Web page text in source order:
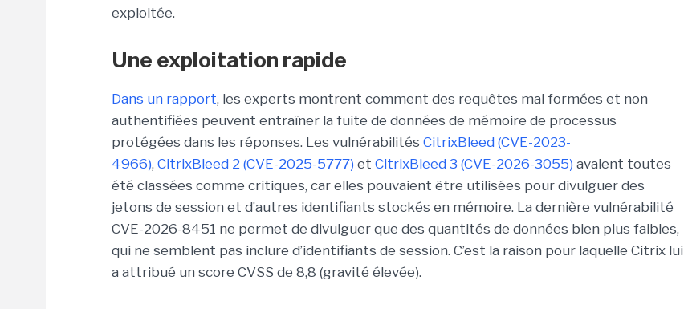
exploitée.
Une exploitation rapide
Dans un rapport, les experts montrent comment des requêtes mal formées et non
authentifiées peuvent entraîner la fuite de données de mémoire de processus
protégées dans les réponses. Les vulnérabilités CitrixBleed (CVE-2023-
4966), CitrixBleed 2 (CVE-2025-5777) et CitrixBleed 3 (CVE-2026-3055) avaient toutes
été classées comme critiques, car elles pouvaient être utilisées pour divulguer des
jetons de session et d’autres identifiants stockés en mémoire. La dernière vulnérabilité
CVE-2026-8451 ne permet de divulguer que des quantités de données bien plus faibles,
qui ne semblent pas inclure d’identifiants de session. C’est la raison pour laquelle Citrix lui
a attribué un score CVSS de 8,8 (gravité élevée).